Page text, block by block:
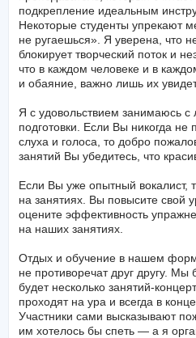
преподаватель, который
подкрепление идеальным
Некоторые студенты упрекают
не ругаешься». Я уверена, что
блокирует творческий поток и
что в каждом человеке и в
Я с удовольствием занимаюсь
подготовки. Если Вы никогда не
слуха и голоса, то добро
Если Вы уже опытный вокалист,
на занятиях. Вы повысите свой
оцените эффективность
Отдых и обучение в нашем
не противоречат друг другу. Мы
будет несколько занятий-
проходят на ура и всегда в
Участники сами высказывают